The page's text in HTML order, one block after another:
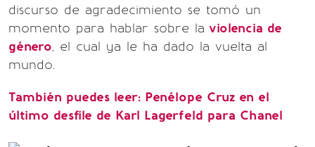
discurso de agradecimiento se tomó un
momento para hablar sobre la violencia de
género, el cual ya le ha dado la vuelta al
mundo.
También puedes leer: Penélope Cruz en el
último desfile de Karl Lagerfeld para Chanel